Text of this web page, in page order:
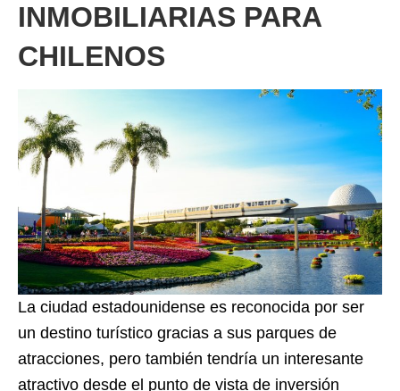
INMOBILIARIAS PARA
CHILENOS
La ciudad estadounidense es reconocida por ser
un destino turístico gracias a sus parques de
atracciones, pero también tendría un interesante
atractivo desde el punto de vista de inversión